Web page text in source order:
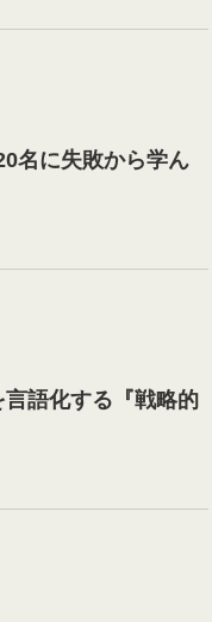
名に失敗から学ん
語化する『戦略的